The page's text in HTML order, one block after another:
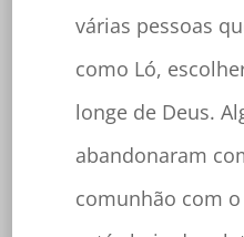
várias pessoas
como Ló,
longe de Deus.
abandonaram
comunhão com